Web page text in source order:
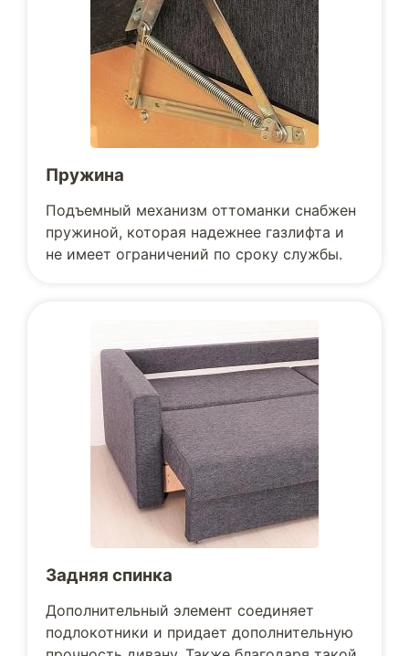
Пружина
Подъемный механизм оттоманки снабжен
пружиной, которая надежнее газлифта и
не имеет ограничений по сроку службы.
Задняя спинка
Дополнительный элемент соединяет
подлокотники и придает дополнительную